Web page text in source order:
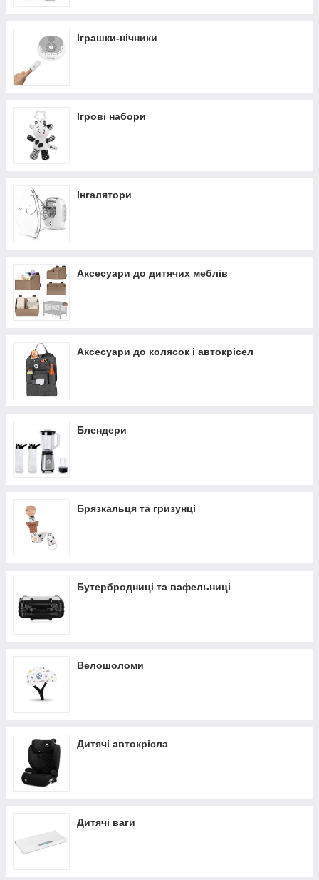
Іграшки-нічники
Ігрові набори
Інгалятори
Аксесуари до дитячих меблів
Аксесуари до колясок і автокрісел
Блендери
Брязкальця та гризунці
Бутербродниці та вафельниці
Велошоломи
Дитячі автокрісла
Дитячі ваги